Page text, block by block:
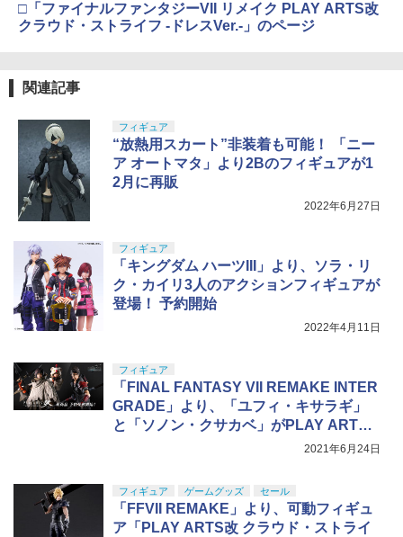
□「ファイナルファンタジーVII リメイク PLAY ARTS改
クラウド・ストライフ -ドレスVer.-」のページ
関連記事
フィギュア
“放熱用スカート”非装着も可能！ 「ニー
ア オートマタ」より2Bのフィギュアが1
2月に再販
2022年6月27日
フィギュア
「キングダム ハーツIII」より、ソラ・リ
ク・カイリ3人のアクションフィギュアが
登場！ 予約開始
2022年4月11日
フィギュア
「FINAL FANTASY VII REMAKE INTER
GRADE」より、「ユフィ・キサラギ」
と「ソノン・クサカベ」がPLAY ARTS
2021年6月24日
フィギュア ゲームグッズ セール
「FFVII REMAKE」より、可動フィギュ
ア「PLAY ARTS改 クラウド・ストライ